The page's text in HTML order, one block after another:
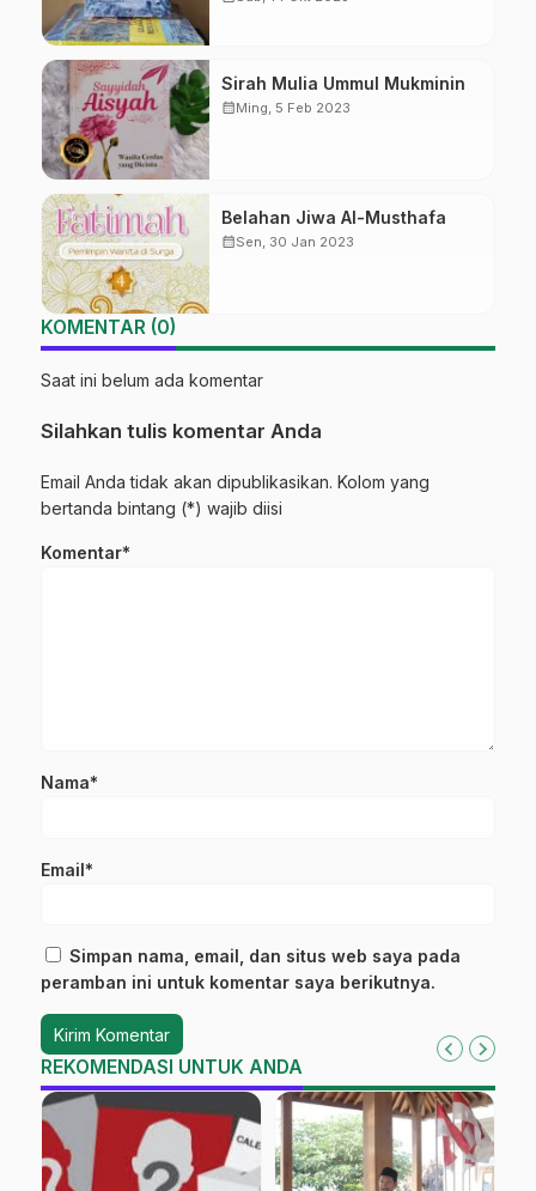
Sirah Mulia Ummul Mukminin
calendar_monthMing, 5 Feb 2023
Belahan Jiwa Al-Musthafa
calendar_monthSen, 30 Jan 2023
KOMENTAR (0)
Saat ini belum ada komentar
Silahkan tulis komentar Anda
Email Anda tidak akan dipublikasikan. Kolom yang
bertanda bintang (*) wajib diisi
Komentar*
Nama*
Email*
Simpan nama, email, dan situs web saya pada
peramban ini untuk komentar saya berikutnya.
REKOMENDASI UNTUK ANDA